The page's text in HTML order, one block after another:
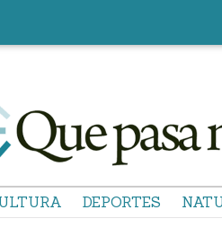
DEPORTES